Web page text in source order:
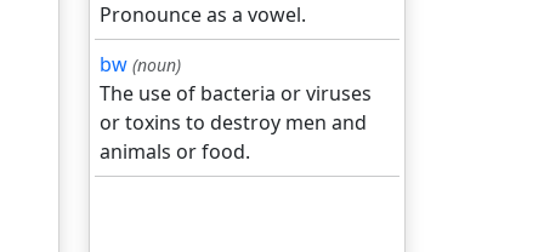
Pronounce as a vowel.
bw (noun)
The use of bacteria or viruses
or toxins to destroy men and
animals or food.